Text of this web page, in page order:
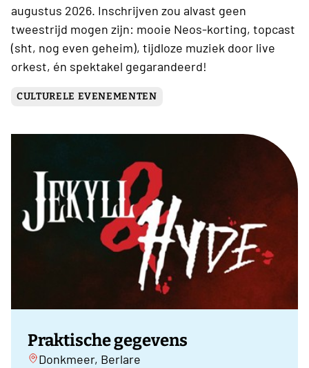
augustus 2026. Inschrijven zou alvast geen
tweestrijd mogen zijn: mooie Neos-korting, topcast
(sht, nog even geheim), tijdloze muziek door live
orkest, én spektakel gegarandeerd!
CULTURELE EVENEMENTEN
Praktische gegevens
Donkmeer, Berlare